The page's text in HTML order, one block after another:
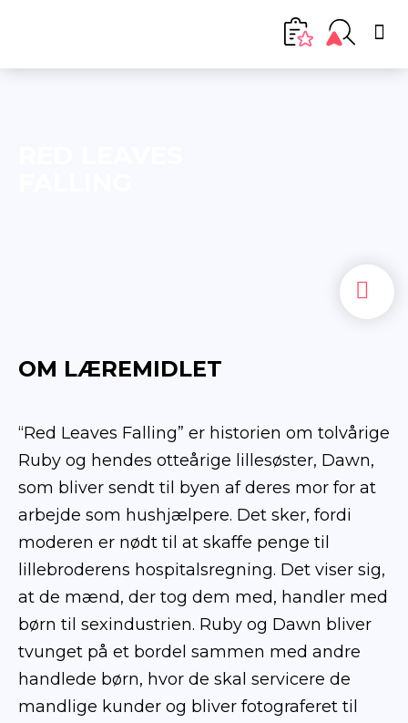
Åbn læremiddel
OM LÆREMIDLET
“Red Leaves Falling” er historien om tolvårige
Ruby og hendes otteårige lillesøster, Dawn,
som bliver sendt til byen af deres mor for at
arbejde som hushjælpere. Det sker, fordi
moderen er nødt til at skaffe penge til
lillebroderens hospitalsregning. Det viser sig,
at de mænd, der tog dem med, handler med
børn til sexindustrien. Ruby og Dawn bliver
tvunget på et bordel sammen med andre
handlede børn, hvor de skal servicere de
mandlige kunder og bliver fotograferet til